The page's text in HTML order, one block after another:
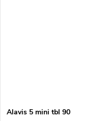
Alavis 5 mini tbl 90